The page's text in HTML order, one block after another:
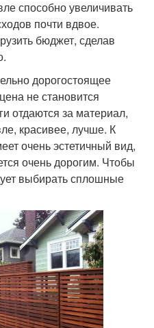
способно увеличивать
почти вдвое.
бюджет, сделав
дорогостоящее
не становится
отдаются за материал,
красивее, лучше. К
очень эстетичный вид,
очень дорогим. Чтобы
выбирать сплошные